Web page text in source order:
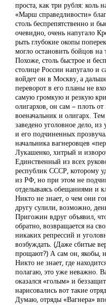
проста, как три рубля: коль
«Марш справедливости»
столь беспрепятственно и
очевидно, очень напугало
рыть глубокие окопы
могло остановить бойцов на
Похоже, столь быстрое и
столице России напугало и
войдет он в Москву, а
переворот в его планы не
самую громкую и резкую
олигархов, он сам – плоть
военачальник и олигарх.
заведено уголовное дело,
и его подчиненных
начальника вагнеровцев
Лукашенко, хитрый и
Единственный из всех
республик СССР, которому
из РФ, но при этом не
отделываясь обещаниями и
Никто не знает, о чем они
другу сулили, возможно,
Пригожин вдруг объявил,
обратно, возвращается на
никаких репрессий и
возбуждать. (Даже сбитые
прощают?) А сам он, якобы,
Никто не знает, где
полагаю, это уже неважно.
оказался «голым» и
нарисовались вот такие
Думаю, отряды «Вагнера»